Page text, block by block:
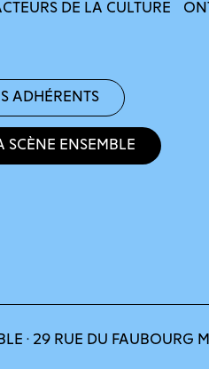
DE LA CULTURE
adhérents
Ensemble
· 29 RUE DU FAUBOURG